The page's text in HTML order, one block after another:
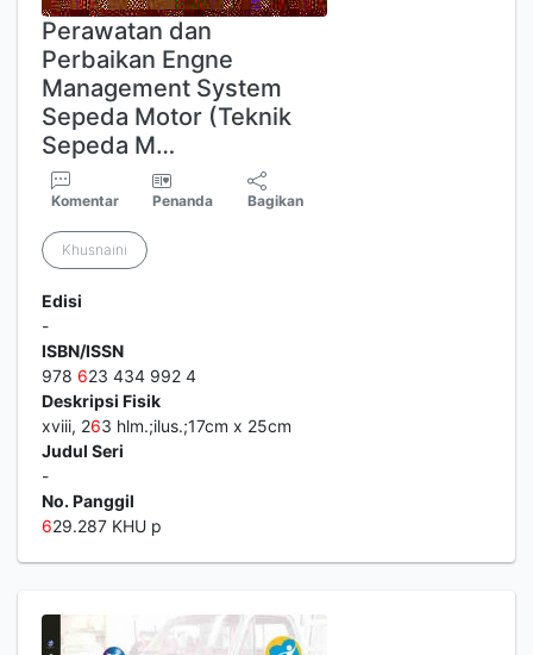
Perawatan dan
Perbaikan Engne
Management System
Sepeda Motor (Teknik
Sepeda M…
Komentar Penanda Bagikan
Khusnaini
Edisi
-
ISBN/ISSN
978 623 434 992 4
Deskripsi Fisik
xviii, 263 hlm.;ilus.;17cm x 25cm
Judul Seri
-
No. Panggil
629.287 KHU p